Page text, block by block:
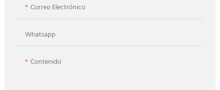
Correo Electrónico
Whatsapp
Contenido